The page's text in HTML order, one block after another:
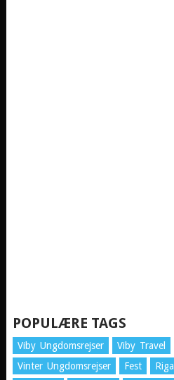
POPULÆRE TAGS
Viby Ungdomsrejser Viby Travel
Vinter Ungdomsrejser
Fest Riga